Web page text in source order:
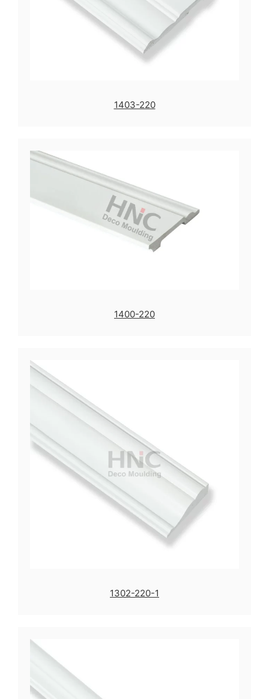
1403-220
1400-220
1302-220-1